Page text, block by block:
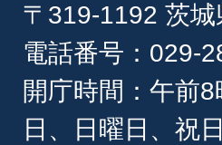
〒319-1192 茨
電話番号：029-
開庁時間：午前
日、日曜日、祝